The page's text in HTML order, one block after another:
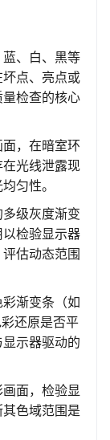
、白、黑等
点、亮点或
检查的核心
，在暗室环
光线泄露现
匀性。
级灰度渐变
检验显示器
估动态范围
渐变条（如
还原是否平
示器驱动的
面，检验显
色域范围是